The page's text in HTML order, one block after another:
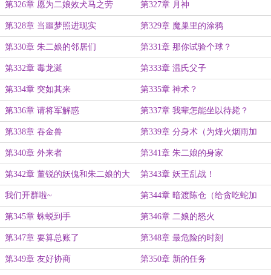
第326章 愿为二娘效犬马之劳 第327章 月神
第328章 当噩梦照进现实 第329章 魔巢里的涂鸦
第330章 朱二娘的邻居们 第331章 那你试验个球？
第332章 毒龙涎 第333章 温氏父子
第334章 突如其来 第335章 神术？
第336章 请将军解惑 第337章 我辈怎能坐以待毙？
第338章 吞金兽 第339章 分身术（为烽火烟雨加
更）
第340章 外来者 第341章 朱二娘的身家
第342章 董锐的妖傀和朱二娘的大
军
第343章 妖王乱战！
我们开群啦~ 第344章 暗渡陈仓（给贪吃蛇加
更）
第345章 蛛蜕到手 第346章 二娘的怒火
第347章 要算总账了 第348章 最危险的时刻
第349章 友好协商 第350章 新的任务